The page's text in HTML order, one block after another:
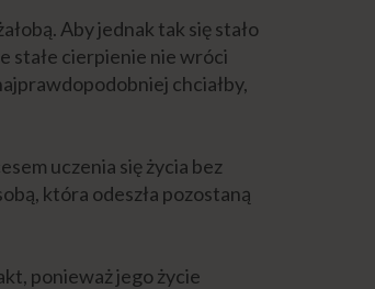
Aby jednak tak się stało
stałe cierpienie nie wróci
chciałby,
uczenia się życia bez
która odeszła pozostaną
ponieważ jego życie